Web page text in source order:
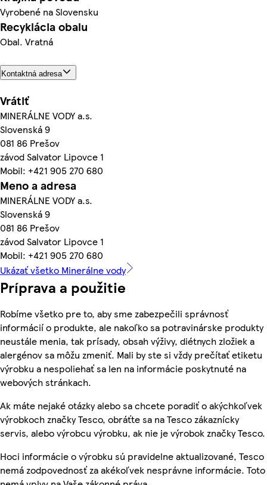
Vyrobené na Slovensku
Recyklácia obalu
Obal. Vratná
Kontaktná adresa
Vrátiť
MINERÁLNE VODY a.s.
Slovenská 9
081 86 Prešov
závod Salvator Lipovce 1
Mobil: +421 905 270 680
Meno a adresa
MINERÁLNE VODY a.s.
Slovenská 9
081 86 Prešov
závod Salvator Lipovce 1
Mobil: +421 905 270 680
Ukázať všetko Minerálne vody
Príprava a použitie
Robíme všetko pre to, aby sme zabezpečili správnosť
informácií o produkte, ale nakoľko sa potravinárske produkty
neustále menia, tak prísady, obsah výživy, diétnych zložiek a
alergénov sa môžu zmeniť. Mali by ste si vždy prečítať etiketu
výrobku a nespoliehať sa len na informácie poskytnuté na
webových stránkach.
Ak máte nejaké otázky alebo sa chcete poradiť o akýchkoľvek
výrobkoch značky Tesco, obráťte sa na Tesco zákaznícky
servis, alebo výrobcu výrobku, ak nie je výrobok značky Tesco.
Hoci informácie o výrobku sú pravidelne aktualizované, Tesco
nemá zodpovednosť za akékoľvek nesprávne informácie. Toto